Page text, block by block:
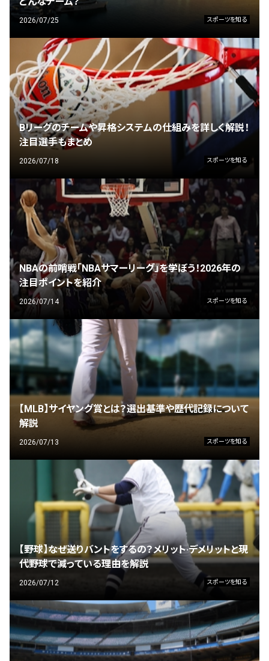
2026/07/25 スポーツを知る
Bリーグのチームや昇格システムの仕組みを詳しく解説！
注目選手もまとめ
2026/07/18 スポーツを知る
NBAの前哨戦「NBAサマーリーグ」を学ぼう！2026年の
注目ポイントを紹介
2026/07/14 スポーツを知る
【MLB】サイヤング賞とは？選出基準や歴代記録について
解説
2026/07/13 スポーツを知る
【野球】なぜ送りバントをするの？メリット·デメリットと現
代野球で減っている理由を解説
2026/07/12 スポーツを知る